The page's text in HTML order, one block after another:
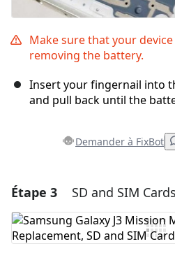
Make sure that your
removing the battery.
Insert your fingernail into
and pull back until the
Demander à FixBot
Ajouter un
Ajouter un commentaire
Étape 3 SD and SIM Cards